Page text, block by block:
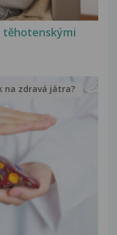
těhotenskými
na zdravá játra?